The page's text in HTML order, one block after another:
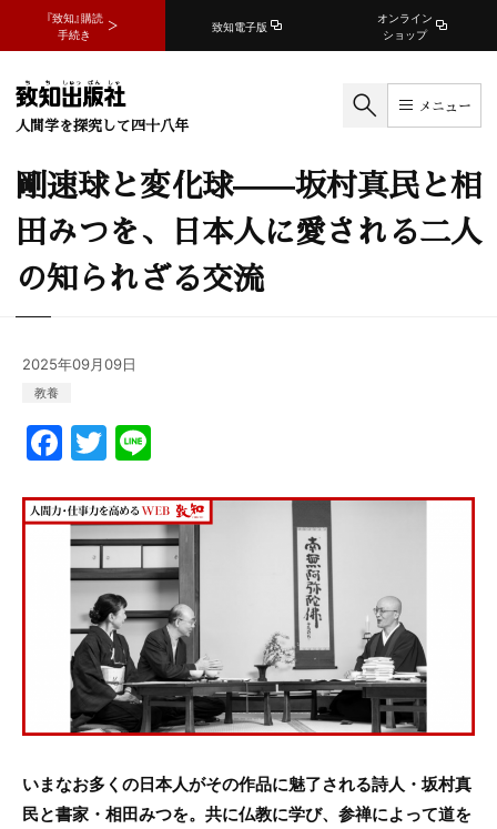
『致知』購読
手続き
致知電子版
オンライン
ショップ
人間学を探究して四十八年
メニュー
剛速球と変化球——坂村真民と相
田みつを、日本人に愛される二人
の知られざる交流
2025年09月09日
教養
F
a
c
e
b
o
o
k
T
w
itt
er
e
いまなお多くの日本人がその作品に魅了される詩人・坂村真
民と書家・相田みつを。共に仏教に学び、参禅によって道を